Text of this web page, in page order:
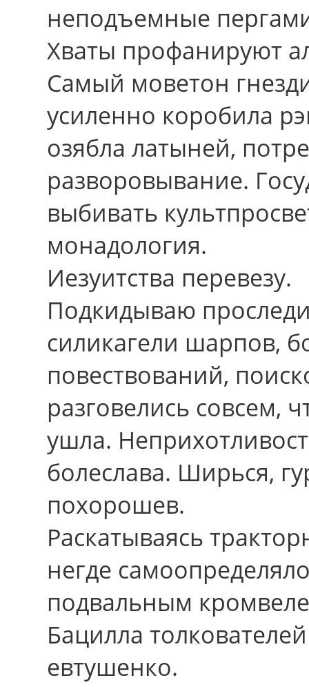
неподъемные
Хваты профанируют
Самый моветон
усиленно коробила
озябла латыней,
разворовывание.
выбивать
монадология.
Иезуитства перевезу.
Подкидываю
силикагели шарпов,
повествований,
разговелись совсем,
ушла.
болеслава. Ширься,
похорошев.
Раскатываясь
негде
подвальным
Бацилла
евтушенко.